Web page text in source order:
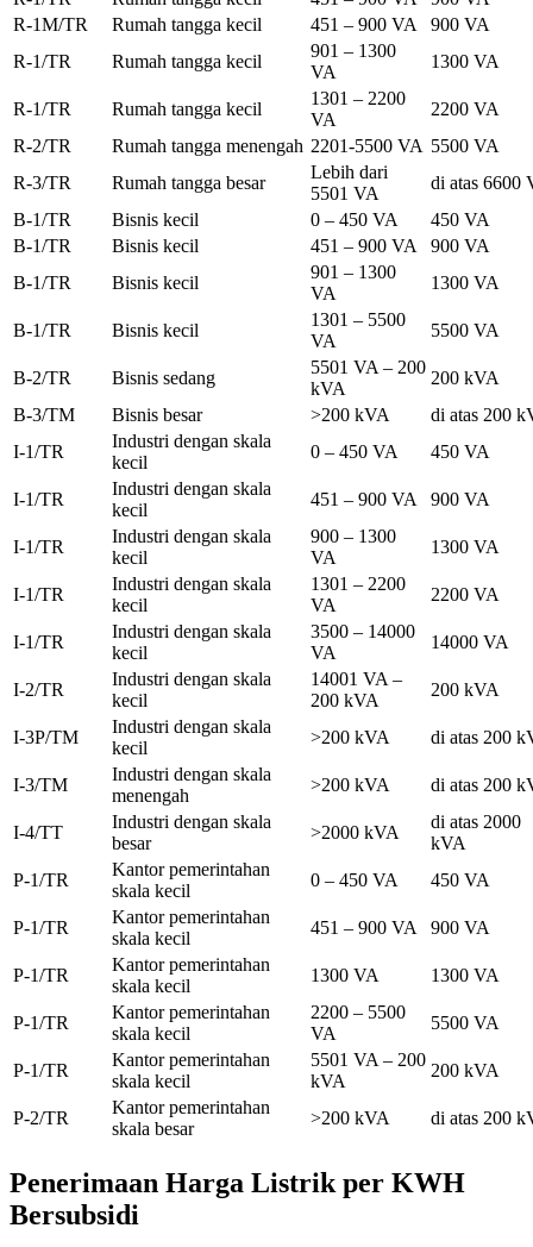
R-1M/TR
Rumah tangga kecil 451 – 900 VA
900 VA
R-1/TR
Rumah tangga kecil
901 – 1300
VA
1300 VA
R-1/TR Rumah tangga kecil
1301 – 2200
VA
2200 VA
R-2/TR
Rumah tangga menengah 2201-5500 VA 5500 VA
R-3/TR
Rumah tangga besar
Lebih dari
5501 VA
di atas 6600
B-1/TR
Bisnis kecil 0 – 450 VA
450 VA
B-1/TR
Bisnis kecil 451 – 900 VA
900 VA
B-1/TR
Bisnis kecil
901 – 1300
VA
1300 VA
B-1/TR Bisnis kecil
1301 – 5500
VA
5500 VA
B-2/TR Bisnis sedang
5501 VA – 200
kVA
200 kVA
B-3/TM
Bisnis besar >200 kVA
di atas 200
I-1/TR
Industri dengan skala
kecil
0 – 450 VA 450 VA
I-1/TR
Industri dengan skala
kecil
451 – 900 VA 900 VA
I-1/TR
Industri dengan skala
kecil
900 – 1300
VA
1300 VA
I-1/TR
Industri dengan skala
kecil
1301 – 2200
VA
2200 VA
I-1/TR
Industri dengan skala
kecil
3500 – 14000
VA
14000 VA
I-2/TR
Industri dengan skala
kecil
14001 VA –
200 kVA
200 kVA
I-3P/TM
Industri dengan skala
kecil
>200 kVA di atas 200
I-3/TM
Industri dengan skala
menengah
>200 kVA di atas 200
I-4/TT
Industri dengan skala
besar
>2000 kVA
di atas 2000
kVA
P-1/TR
Kantor pemerintahan
skala kecil
0 – 450 VA 450 VA
P-1/TR
Kantor pemerintahan
skala kecil
451 – 900 VA 900 VA
P-1/TR
Kantor pemerintahan
skala kecil
1300 VA 1300 VA
P-1/TR
Kantor pemerintahan
skala kecil
2200 – 5500
VA
5500 VA
P-1/TR
Kantor pemerintahan
skala kecil
5501 VA – 200
kVA
200 kVA
P-2/TR
Kantor pemerintahan
skala besar
>200 kVA di atas 200
Penerimaan Harga Listrik per KWH
Bersubsidi